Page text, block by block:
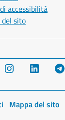
accessibilità
sito
Instagram LinkedIn
Mappa del sito